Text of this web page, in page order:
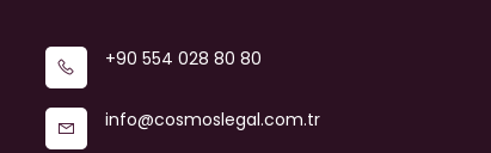
+90 554 028 80 80
info@cosmoslegal.com.tr